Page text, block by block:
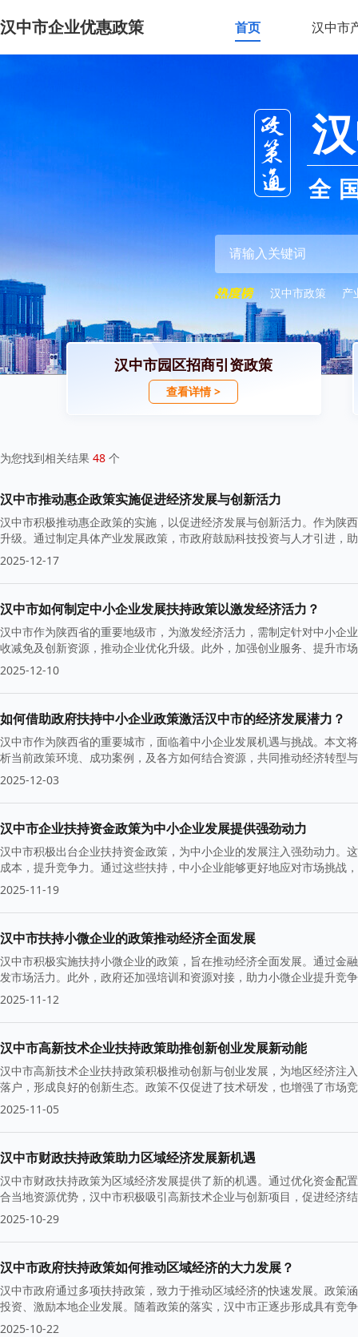
汉中市企业优惠政策 首页 汉中市
全
汉中市政策 产
汉中市园区招商引资政策
查看详情 >
为您找到相关结果 48 个
汉中市推动惠企政策实施促进经济发展与创新活力
汉中市积极推动惠企政策的实施，以促进经济发展与创新活力。作为陕
升级。通过制定具体产业发展政策，市政府鼓励科技投资与人才引进，
2025-12-17
汉中市如何制定中小企业发展扶持政策以激发经济活力？
汉中市作为陕西省的重要地级市，为激发经济活力，需制定针对中小企
收减免及创新资源，推动企业优化升级。此外，加强创业服务、提升市
2025-12-10
如何借助政府扶持中小企业政策激活汉中市的经济发展潜力？
汉中市作为陕西省的重要城市，面临着中小企业发展机遇与挑战。本文
析当前政策环境、成功案例，及各方如何结合资源，共同推动经济转型
2025-12-03
汉中市企业扶持资金政策为中小企业发展提供强劲动力
汉中市积极出台企业扶持资金政策，为中小企业的发展注入强劲动力。
成本，提升竞争力。通过这些扶持，中小企业能够更好地应对市场挑战
2025-11-19
汉中市扶持小微企业的政策推动经济全面发展
汉中市积极实施扶持小微企业的政策，旨在推动经济全面发展。通过金
发市场活力。此外，政府还加强培训和资源对接，助力小微企业提升竞
2025-11-12
汉中市高新技术企业扶持政策助推创新创业发展新动能
汉中市高新技术企业扶持政策积极推动创新与创业发展，为地区经济注
落户，形成良好的创新生态。政策不仅促进了技术研发，也增强了市场
2025-11-05
汉中市财政扶持政策助力区域经济发展新机遇
汉中市财政扶持政策为区域经济发展提供了新的机遇。通过优化资金配
合当地资源优势，汉中市积极吸引高新技术企业与创新项目，促进经济
2025-10-29
汉中市政府扶持政策如何推动区域经济的大力发展？
汉中市政府通过多项扶持政策，致力于推动区域经济的快速发展。政策
投资、激励本地企业发展。随着政策的落实，汉中市正逐步形成具有竞
2025-10-22